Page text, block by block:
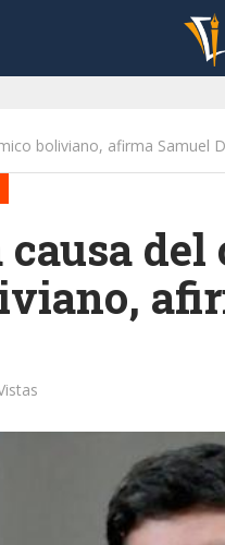
boliviano, afirma Samuel
del